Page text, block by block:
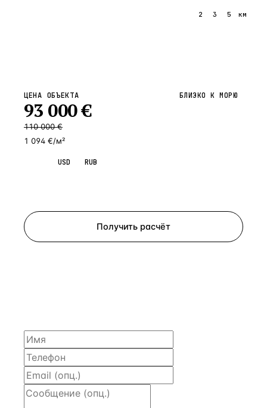
2 3 5 км
ЦЕНА ОБЪЕКТА
93 000€
110 000 €
1 094 €/м²
БЛИЗКО К МОРЮ
USD RUB
Получить расчёт